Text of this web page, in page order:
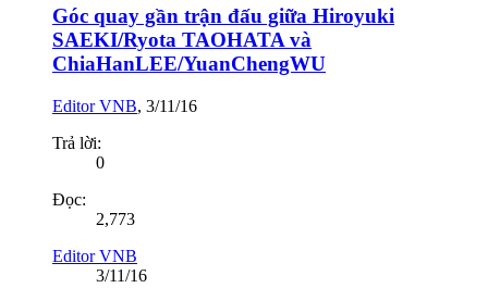
Góc quay gần trận đấu giữa Hiroyuki
SAEKI/Ryota TAOHATA và
ChiaHanLEE/YuanChengWU
Editor VNB, 3/11/16
Trả lời:
0
Đọc:
2,773
Editor VNB
3/11/16